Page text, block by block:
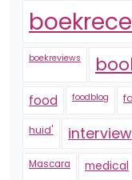
boekreviews
food foodblog
huid' interview
Mascara medical